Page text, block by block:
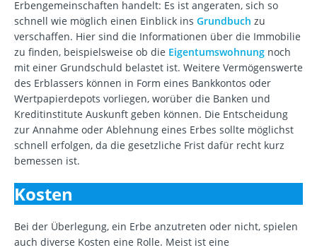
Erbengemeinschaften handelt: Es ist angeraten, sich so
schnell wie möglich einen Einblick ins Grundbuch zu
verschaffen. Hier sind die Informationen über die Immobilie
zu finden, beispielsweise ob die Eigentumswohnung noch
mit einer Grundschuld belastet ist. Weitere Vermögenswerte
des Erblassers können in Form eines Bankkontos oder
Wertpapierdepots vorliegen, worüber die Banken und
Kreditinstitute Auskunft geben können. Die Entscheidung
zur Annahme oder Ablehnung eines Erbes sollte möglichst
schnell erfolgen, da die gesetzliche Frist dafür recht kurz
bemessen ist.
Kosten
Bei der Überlegung, ein Erbe anzutreten oder nicht, spielen
auch diverse Kosten eine Rolle. Meist ist eine